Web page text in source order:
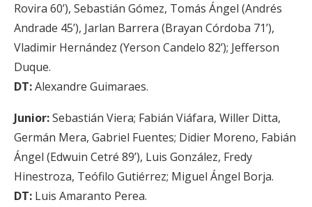
Rovira 60’), Sebastián Gómez, Tomás Ángel (Andrés
Andrade 45’), Jarlan Barrera (Brayan Córdoba 71’),
Vladimir Hernández (Yerson Candelo 82’); Jefferson
Duque.
DT:Alexandre Guimaraes.
Junior:Sebastián Viera; Fabián Viáfara, Willer Ditta,
Germán Mera, Gabriel Fuentes; Didier Moreno, Fabián
Ángel (Edwuin Cetré 89’), Luis González, Fredy
Hinestroza, Teófilo Gutiérrez; Miguel Ángel Borja.
DT: Luis Amaranto Perea.